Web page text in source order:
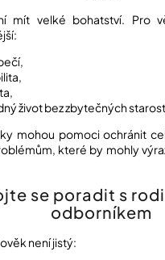
mít velké bohatství. Pro
život bez zbytečných
mohou pomoci ochránit
které by mohly
se poradit s
odborníkem
není jistý: